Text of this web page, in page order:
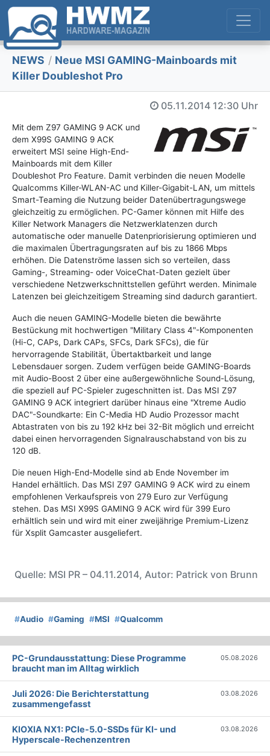
NEWS / Neue MSI GAMING-Mainboards mit
Killer Doubleshot Pro
05.11.2014 12:30 Uhr
Mit dem Z97 GAMING 9 ACK und
dem X99S GAMING 9 ACK
erweitert MSI seine High-End-
Mainboards mit dem Killer
Doubleshot Pro Feature. Damit verbinden die neuen Modelle
Qualcomms Killer-WLAN-AC und Killer-Gigabit-LAN, um mittels
Smart-Teaming die Nutzung beider Datenübertragungswege
gleichzeitig zu ermöglichen. PC-Gamer können mit Hilfe des
Killer Network Managers die Netzwerklatenzen durch
automatische oder manuelle Datenpriorisierung optimieren und
die maximalen Übertragungsraten auf bis zu 1866 Mbps
erhöhen. Die Datenströme lassen sich so verteilen, dass
Gaming-, Streaming- oder VoiceChat-Daten gezielt über
verschiedene Netzwerkschnittstellen geführt werden. Minimale
Latenzen bei gleichzeitigem Streaming sind dadurch garantiert.
Auch die neuen GAMING-Modelle bieten die bewährte
Bestückung mit hochwertigen "Military Class 4"-Komponenten
(Hi-C, CAPs, Dark CAPs, SFCs, Dark SFCs), die für
hervorragende Stabilität, Übertaktbarkeit und lange
Lebensdauer sorgen. Zudem verfügen beide GAMING-Boards
mit Audio-Boost 2 über eine außergewöhnliche Sound-Lösung,
die speziell auf PC-Spieler zugeschnitten ist. Das MSI Z97
GAMING 9 ACK integriert darüber hinaus eine "Xtreme Audio
DAC"-Soundkarte: Ein C-Media HD Audio Prozessor macht
Abtastraten von bis zu 192 kHz bei 32-Bit möglich und erreicht
dabei einen hervorragenden Signalrauschabstand von bis zu
120 dB.
Die neuen High-End-Modelle sind ab Ende November im
Handel erhältlich. Das MSI Z97 GAMING 9 ACK wird zu einem
empfohlenen Verkaufspreis von 279 Euro zur Verfügung
stehen. Das MSI X99S GAMING 9 ACK wird für 399 Euro
erhältlich sein und wird mit einer zweijährige Premium-Lizenz
für Xsplit Gamcaster ausgeliefert.
Quelle: MSI PR – 04.11.2014, Autor: Patrick von Brunn
#Audio #Gaming #MSI #Qualcomm
PC-Grundausstattung: Diese Programme
braucht man im Alltag wirklich
05.08.2026
Juli 2026: Die Bericht­erstattung
zusammengefasst
03.08.2026
KIOXIA NX1: PCIe-5.0-SSDs für KI- und
Hyperscale-Rechenzentren
03.08.2026